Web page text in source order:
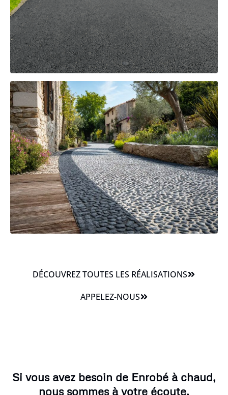
DÉCOUVREZ TOUTES LES RÉALISATIONS
APPELEZ-NOUS
Si vous avez besoin de Enrobé à chaud,
nous sommes à votre écoute.